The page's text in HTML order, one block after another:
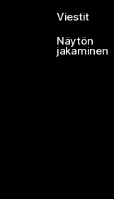
Viestit
Näytön
jakaminen